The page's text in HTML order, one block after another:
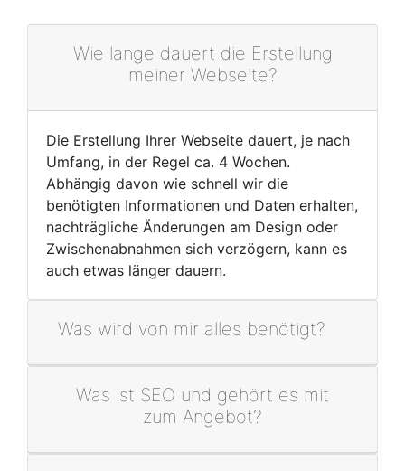
Wie lange dauert die Erstellung
meiner Webseite?
Die Erstellung Ihrer Webseite dauert, je nach
Umfang, in der Regel ca. 4 Wochen.
Abhängig davon wie schnell wir die
benötigten Informationen und Daten erhalten,
nachträgliche Änderungen am Design oder
Zwischenabnahmen sich verzögern, kann es
auch etwas länger dauern.
Was wird von mir alles benötigt?
Was ist SEO und gehört es mit
zum Angebot?